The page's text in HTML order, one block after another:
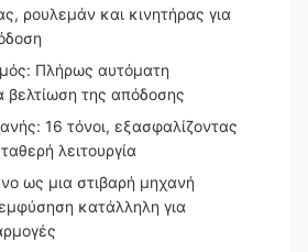
ρουλεμάν και κινητήρας για
Πλήρως αυτόματη
βελτίωση της απόδοσης
16 τόνοι, εξασφαλίζοντας
λειτουργία
ως μια στιβαρή μηχανή
κατάλληλη για